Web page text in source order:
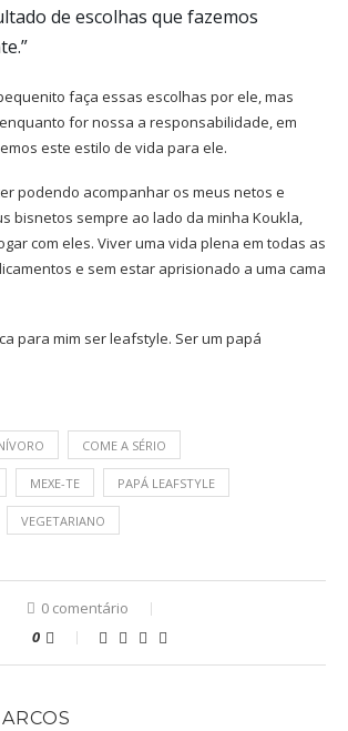
de escolhas que fazemos
faça essas escolhas por ele, mas
for nossa a responsabilidade, em
este estilo de vida para ele.
podendo acompanhar os meus netos e
bisnetos sempre ao lado da minha Koukla,
com eles. Viver uma vida plena em todas as
e sem estar aprisionado a uma cama
para mim ser leafstyle. Ser um papá
COME A SÉRIO
MEXE-TE PAPÁ LEAFSTYLE
VEGETARIANO
0 comentário
0